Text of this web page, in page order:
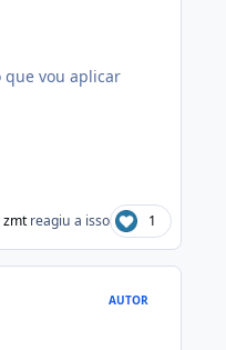
que vou aplicar
zmtreagiu a isso 1
AUTOR